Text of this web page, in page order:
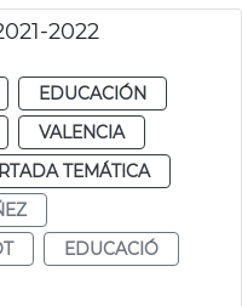
2022
EDUCACIÓN
VALENCIA
TEMÁTICA
EDUCACIÓ